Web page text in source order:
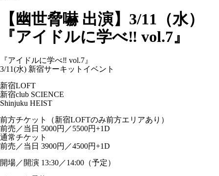
【幽世脅嚇 出演】3/11（水）
『アイドルに学べ‼ vol.7』
『アイドルに学べ‼ vol.7』
3/11(水) 新宿サーキットイベント
新宿LOFT
新宿club SCIENCE
Shinjuku HEIST
前方チケット（新宿LOFTのみ前方エリアあり）
前売／当日 5000円／5500円+1D
通常チケット
前売／当日 3900円／4500円+1D
開場／開演 13:30／14:00（予定）